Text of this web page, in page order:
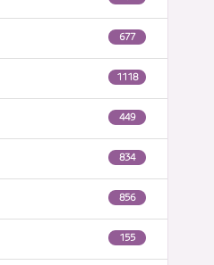
677
1118
449
834
856
155